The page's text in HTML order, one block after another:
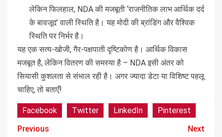
लेकिन फिलहाल, NDA की मजबूती ‘राजनीतिक लाभ आर्थिक दर्द
के बावजूद’ वाली स्थिति है। यह मोदी की ब्रांडिंग और वैश्विक
स्थिति पर निर्भर है।
यह एक सत्य-खोजी, गैर-पक्षपाती दृष्टिकोण है। आर्थिक विकास
मजबूत है, लेकिन वितरण की समस्या है – NDA इसी अंतर को
सियासी कुशलता से संभाल रही है। अगर ज्यादा डेटा या विशिष्ट पहलू
चाहिए, तो बताएँ!
Facebook Twitter LinkedIn
Pinterest
Previous
Next